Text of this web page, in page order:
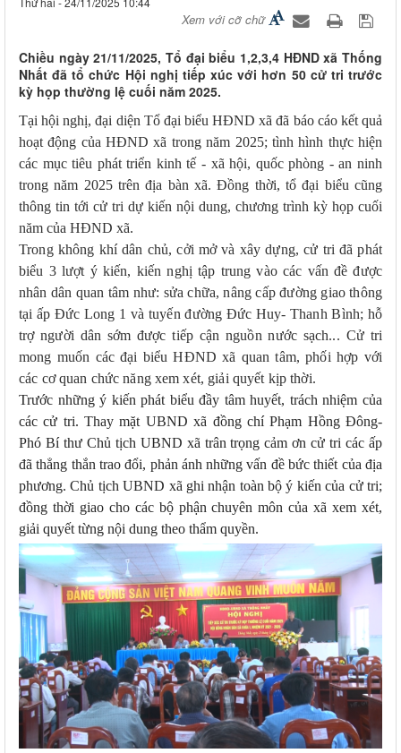
Xem với cỡ chữ
Chiều ngày 21/11/2025, Tổ đại biểu 1,2,3,4 HĐND xã Thống
Nhất đã tổ chức Hội nghị tiếp xúc với hơn 50 cử tri trước
kỳ họp thường lệ cuối năm 2025.
Tại hội nghị, đại diện Tổ đại biểu HĐND xã đã báo cáo kết quả
hoạt động của HĐND xã trong năm 2025; tình hình thực hiện
các mục tiêu phát triển kinh tế - xã hội, quốc phòng - an ninh
trong năm 2025 trên địa bàn xã. Đồng thời, tổ đại biểu cũng
thông tin tới cử tri dự kiến nội dung, chương trình kỳ họp cuối
năm của HĐND xã.
Trong không khí dân chủ, cởi mở và xây dựng, cử tri đã phát
biểu 3 lượt ý kiến, kiến nghị tập trung vào các vấn đề được
nhân dân quan tâm như: sửa chữa, nâng cấp đường giao thông
tại ấp Đức Long 1 và tuyến đường Đức Huy- Thanh Bình; hỗ
trợ người dân sớm được tiếp cận nguồn nước sạch... Cử tri
mong muốn các đại biểu HĐND xã quan tâm, phối hợp với
các cơ quan chức năng xem xét, giải quyết kịp thời.
Trước những ý kiến phát biểu đầy tâm huyết, trách nhiệm của
các cử tri. Thay mặt UBND xã đồng chí Phạm Hồng Đông-
Phó Bí thư Chủ tịch UBND xã trân trọng cảm ơn cử tri các ấp
đã thẳng thắn trao đổi, phản ánh những vấn đề bức thiết của địa
phương. Chủ tịch UBND xã ghi nhận toàn bộ ý kiến của cử tri;
đồng thời giao cho các bộ phận chuyên môn của xã xem xét,
giải quyết từng nội dung theo thẩm quyền.